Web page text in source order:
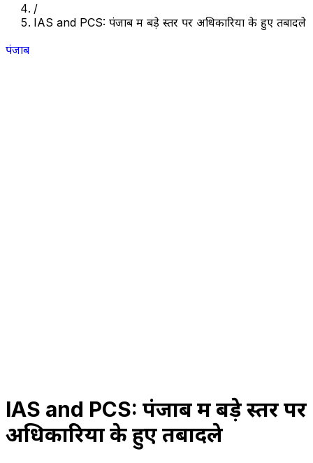
/
IAS and PCS: पंजाब में बड़े स्तर पर अधिकारियों के हुए तबादले
पंजाब
IAS and PCS: पंजाब में बड़े स्तर पर
अधिकारियों के हुए तबादले